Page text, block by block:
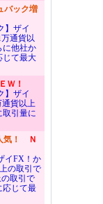
バック増
】ザイ
通貨以
に他社か
じて最大
Ｗ！
】ザイ
貨以上
取引量に
気！
Ｎ
イFX！か
の取引で
取引で
応じて最